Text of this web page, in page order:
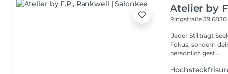
Atelier by
Ringstraße 396830
'Jeder Stil trägt Seele' In meinem Salon steht nicht nur dein
Fokus, sondern
persönlich gest...